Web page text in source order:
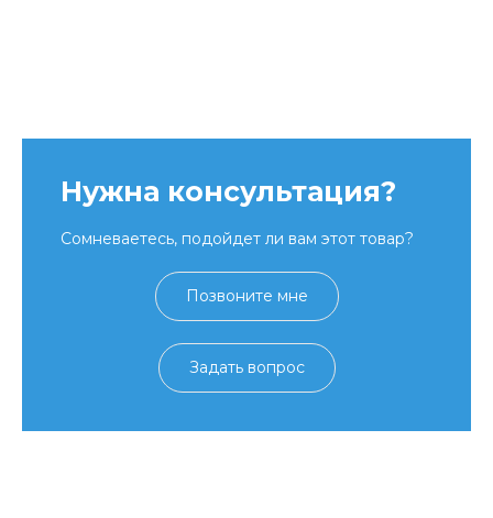
Нужна консультация?
Сомневаетесь, подойдет ли вам этот товар?
Позвоните мне
Задать вопрос